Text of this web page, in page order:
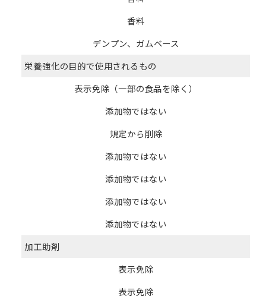
香料
デンプン、ガムベース
栄養強化の目的で使用されるもの
表示免除（一部の食品を除く）
添加物ではない
規定から削除
添加物ではない
添加物ではない
添加物ではない
添加物ではない
加工助剤
表示免除
表示免除